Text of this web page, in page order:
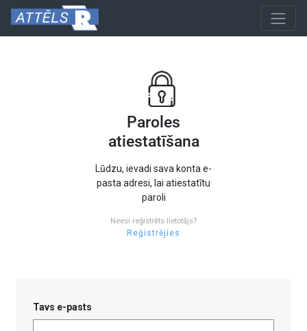
Paroles
atiestatīšana
Lūdzu, ievadi sava konta e-
pasta adresi, lai atiestatītu
paroli
Neesi reģistrēts lietotājs?
Reģistrējies
Tavs e-pasts